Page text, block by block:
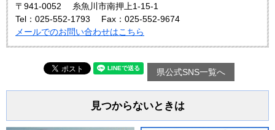
〒941-0052
糸魚川市南押上1-15-1
Tel：025-552-1793
Fax：025-552-9674
メールでのお問い合わせはこちら
県公式SNS一覧へ
見つからないときは